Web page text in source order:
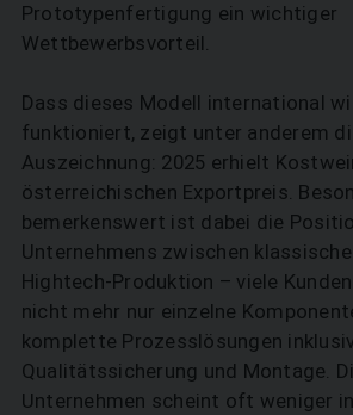
Prototypenfertigung ein wichtiger
Wettbewerbsvorteil.
Dass dieses Modell international
funktioniert, zeigt unter anderem
Auszeichnung: 2025 erhielt
österreichischen Exportpreis.
bemerkenswert ist dabei die
Unternehmens zwischen
Hightech-Produktion – viele
nicht mehr nur einzelne
komplette Prozesslösungen
Qualitätssicherung und Montage.
Unternehmen scheint oft weniger